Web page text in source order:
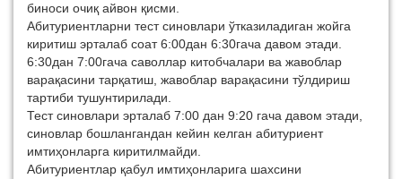
биноси очиқ айвон қисми.
Абитуриентларни тест синовлари ўтказиладиган жойга
киритиш эрталаб соат 6:00дан 6:30гача давом этади.
6:30дан 7:00гача саволлар китобчалари ва жавоблар
варақасини тарқатиш, жавоблар варақасини тўлдириш
тартиби тушунтирилади.
Тест синовлари эрталаб 7:00 дан 9:20 гача давом этади,
синовлар бошлангандан кейин келган абитуриент
имтиҳонларга киритилмайди.
Абитуриентлар қабул имтиҳонларига шахсини